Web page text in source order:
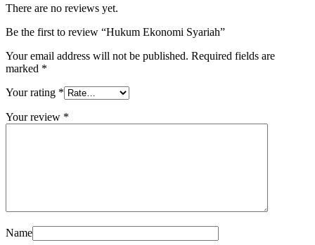
There are no reviews yet.
Be the first to review “Hukum Ekonomi Syariah”
Your email address will not be published. Required fields are
marked *
Your rating *
Your review *
Name